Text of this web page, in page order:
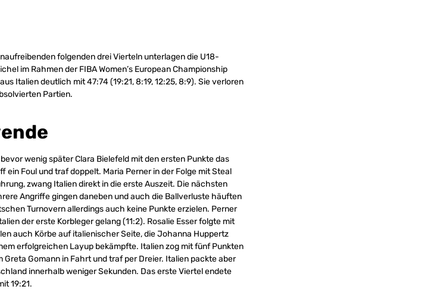
folgenden drei Vierteln unterlagen die U18-
im Rahmen der FIBA Women’s European Championship
Italien deutlich mit 47:74 (19:21, 8:19, 12:25, 8:9). Sie verloren
Partien.
wenig später Clara Bielefeld mit den ersten Punkte das
ein Foul und traf doppelt. Maria Perner in der Folge mit Steal
zwang Italien direkt in die erste Auszeit. Die nächsten
Angriffe gingen daneben und auch die Ballverluste häuften
Turnovern allerdings auch keine Punkte erzielen. Perner
der erste Korbleger gelang (11:2). Rosalie Esser folgte mit
auch Körbe auf italienischer Seite, die Johanna Huppertz
erfolgreichen Layup bekämpfte. Italien zog mit fünf Punkten
Gomann in Fahrt und traf per Dreier. Italien packte aber
innerhalb weniger Sekunden. Das erste Viertel endete
19:21.